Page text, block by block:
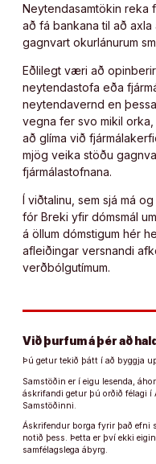
Neytendasamtökin reka
að fá bankana til að
gagnvart okurlánurum
Eðlilegt væri að
neytendastofa eða
neytendavernd en
vegna fer svo mikil
að glíma við
mjög veika stöðu
fjármálastofnana.
Í viðtalinu, sem sjá má
fór Breki yfir dómsmál
á öllum dómstigum hér
afleiðingar versnandi
verðbólgutímum.
Við þurfum á þér að
Þú getur tekið þátt í að byggja
Samstöðin er í eigu lesenda,
áskrifandi getur þú orðið félagi í
Samstöðinni.
Áskrifendur borga fyrir það efni
notið þess. Þetta er því ekki
samfélagslega ábyrg.